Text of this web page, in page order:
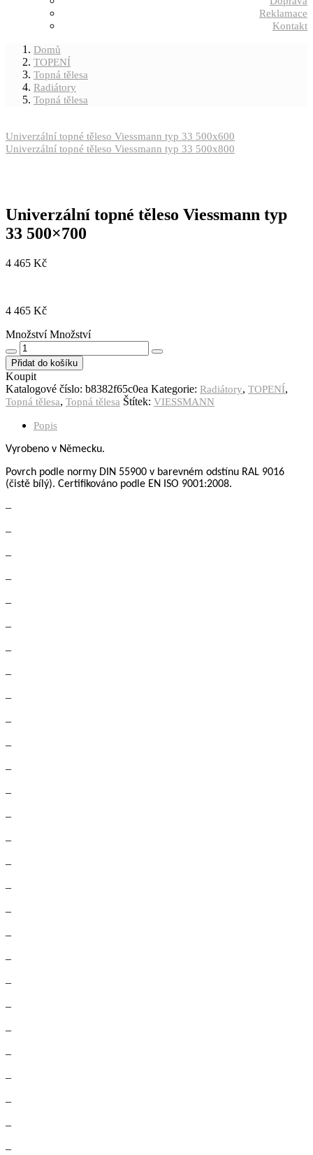
Reklamace
Kontakt
Domů
TOPENÍ
Topná tělesa
Radiátory
Topná tělesa
Univerzální topné těleso Viessmann typ 33 500x600
Univerzální topné těleso Viessmann typ 33 500x800
Univerzální topné těleso Viessmann typ
33 500×700
4 465 Kč
4 465 Kč
Množství Množství
Přidat do košíku
Koupit
Katalogové číslo: b8382f65c0ea Kategorie: Radiátory, TOPENÍ,
Topná tělesa, Topná tělesa Štítek: VIESSMANN
Popis
Vyrobeno v Německu.
Povrch podle normy DIN 55900 v barevném odstínu RAL 9016
(čistě bílý). Certifikováno podle EN ISO 9001:2008.
–
–
–
–
–
–
–
–
–
–
–
–
–
–
–
–
–
–
–
–
–
–
–
–
–
–
–
–